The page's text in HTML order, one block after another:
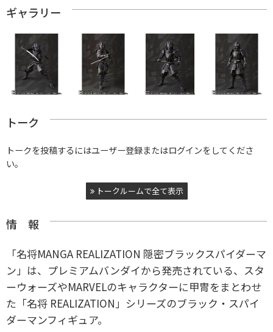
ギャラリー
トーク
トークを投稿するにはユーザー登録またはログインをしてくださ
い。
トークルームで全て表示
情 報
「名将MANGA REALIZATION 隠密ブラックスパイダーマ
ン」は、プレミアムバンダイから発売されている、スタ
ーウォーズやMARVELのキャラクターに甲冑をまとわせ
た「名将 REALIZATION」シリーズのブラック・スパイ
ダーマンフィギュア。